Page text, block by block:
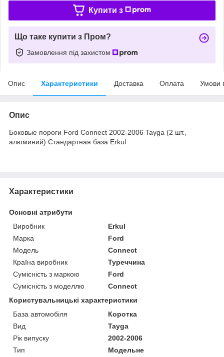
Купити з
Що таке купити з Пром?
Замовлення під захистом
Опис Характеристики Доставка Оплата Умови
Опис
Боковые пороги Ford Connect 2002-2006 Tayga (2 шт.,
алюминий) Стандартная база Erkul
Характеристики
Основні атрибути
Виробник
Erkul
Марка
Ford
Модель
Connect
Країна виробник
Туреччина
Сумісність з маркою
Ford
Сумісність з моделлю
Connect
Користувальницькі характеристики
База автомобіля
Коротка
Вид
Tayga
Рік випуску
2002-2006
Тип
Модельне